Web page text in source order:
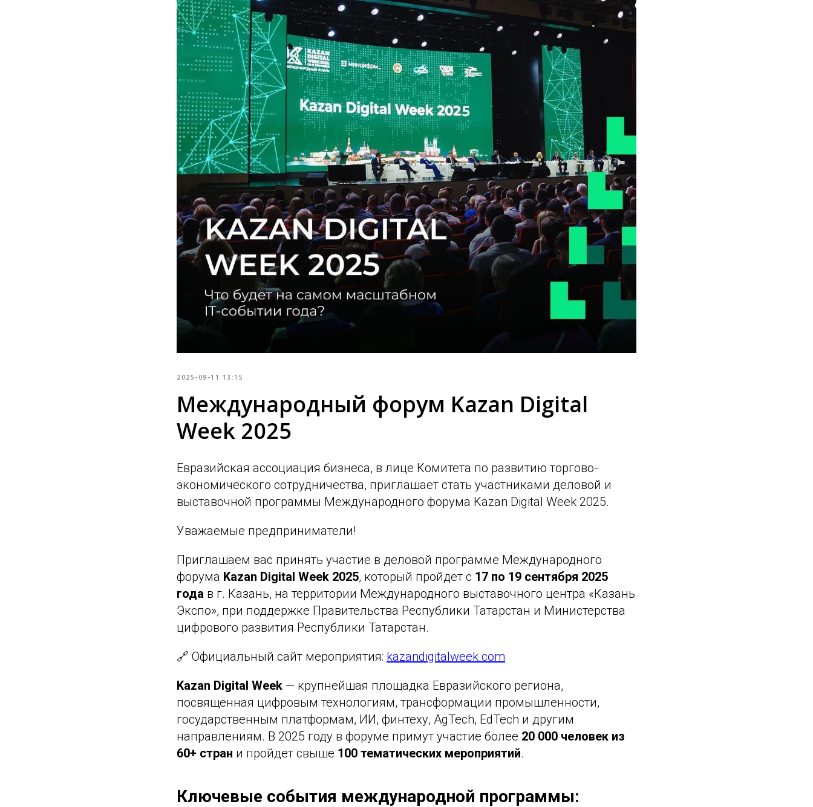
2025-09-11 13:15
Международный форум Kazan Digital
Week 2025
Евразийская ассоциация бизнеса, в лице Комитета по развитию торгово-
экономического сотрудничества, приглашает стать участниками деловой и
выставочной программы Международного форума Kazan Digital Week 2025.
Уважаемые предприниматели!
Приглашаем вас принять участие в деловой программе Международного
форума Kazan Digital Week 2025, который пройдет с 17 по 19 сентября 2025
года в г. Казань, на территории Международного выставочного центра «Казань
Экспо», при поддержке Правительства Республики Татарстан и Министерства
цифрового развития Республики Татарстан.
🔗 Официальный сайт мероприятия: kazandigitalweek.com
Kazan Digital Week — крупнейшая площадка Евразийского региона,
посвящённая цифровым технологиям, трансформации промышленности,
государственным платформам, ИИ, финтеху, AgTech, EdTech и другим
направлениям. В 2025 году в форуме примут участие более 20 000 человек из
60+ стран и пройдет свыше 100 тематических мероприятий.
Ключевые события международной программы: